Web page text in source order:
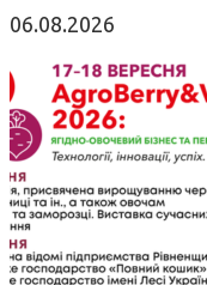
06.08.2026